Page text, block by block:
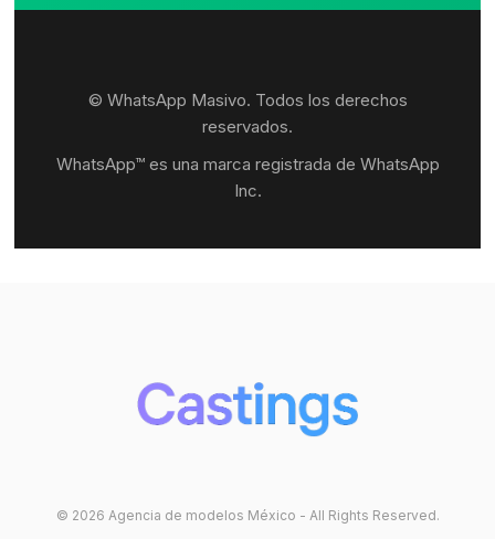
© WhatsApp Masivo. Todos los derechos
reservados.
WhatsApp™ es una marca registrada de WhatsApp
Inc.
© 2026 Agencia de modelos México - All Rights Reserved.